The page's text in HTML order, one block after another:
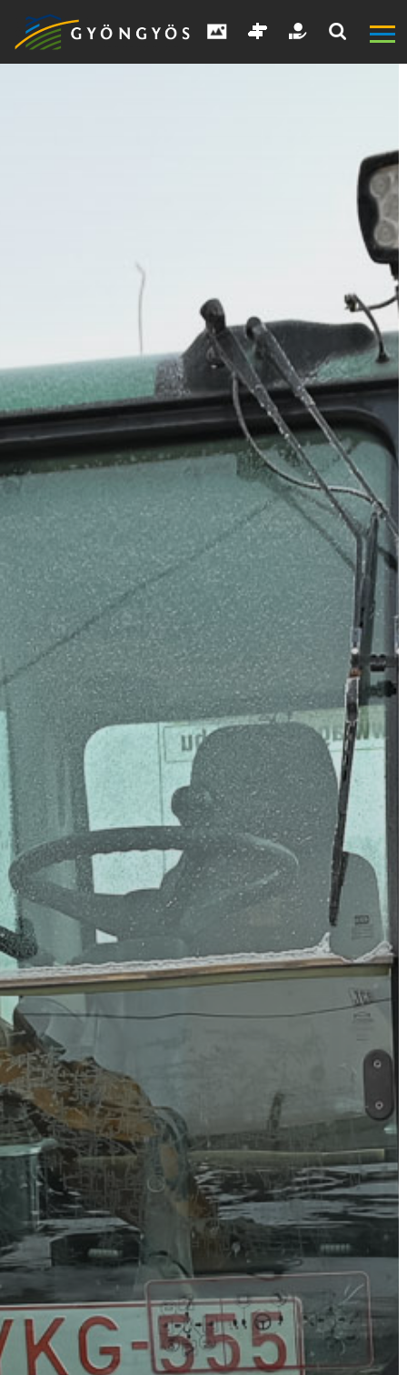
KIEMELT
LÁTVÁNYOSSÁGOK
GYÖNGYÖS
VÁROS
ÉRTÉKTÁRA
VÁROSUNKRÓL
LAKOSSÁGI
INFORMÁCIÓK
HASZNOS
KVÍZ
A
VÁROS
PÉNZÜGYEI
KÖLTSÉGVETÉSI
RENDELETEK